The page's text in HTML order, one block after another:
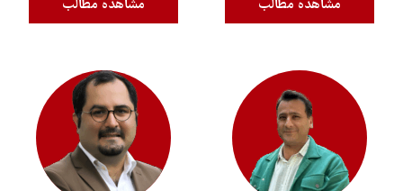
مشاهده مطالب
مشاهده مطالب